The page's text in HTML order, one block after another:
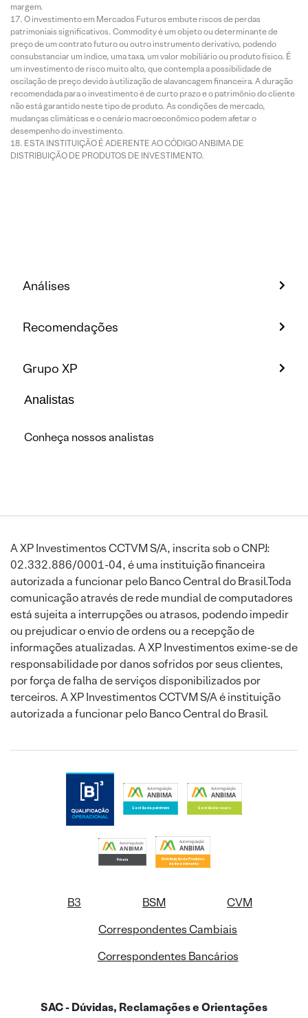
margem.
O investimento em Mercados Futuros embute riscos de perdas
patrimoniais significativos. Commodity é um objeto ou determinante de
preço de um contrato futuro ou outro instrumento derivativo, podendo
consubstanciar um índice, uma taxa, um valor mobiliário ou produto físico. É
um investimento de risco muito alto, que contempla a possibilidade de
oscilação de preço devido à utilização de alavancagem financeira. A duração
recomendada para o investimento é de curto prazo e o patrimônio do cliente
não está garantido neste tipo de produto. As condições de mercado,
mudanças climáticas e o cenário macroeconômico podem afetar o
desempenho do investimento.
ESTA INSTITUIÇÃO É ADERENTE AO CÓDIGO ANBIMA DE
DISTRIBUIÇÃO DE PRODUTOS DE INVESTIMENTO.
Análises
Recomendações
Grupo XP
Analistas
Conheça nossos analistas
A XP Investimentos CCTVM S/A, inscrita sob o CNPJ:
02.332.886/0001-04, é uma instituição financeira
autorizada a funcionar pelo Banco Central do Brasil.Toda
comunicação através de rede mundial de computadores
está sujeita a interrupções ou atrasos, podendo impedir
ou prejudicar o envio de ordens ou a recepção de
informações atualizadas. A XP Investimentos exime-se de
responsabilidade por danos sofridos por seus clientes,
por força de falha de serviços disponibilizados por
terceiros. A XP Investimentos CCTVM S/A é instituição
autorizada a funcionar pelo Banco Central do Brasil.
B3 BSM
CVM
Correspondentes Cambiais
Correspondentes Bancários
SAC - Dúvidas, Reclamações e Orientações